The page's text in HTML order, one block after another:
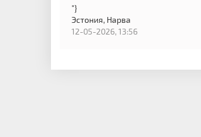
"}
Эстония, Нарва
12-05-2026, 13:56